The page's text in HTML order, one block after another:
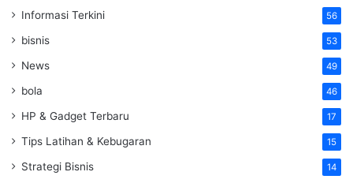
Informasi Terkini 56
bisnis 53
News 49
bola 46
HP & Gadget Terbaru 17
Tips Latihan & Kebugaran 15
Strategi Bisnis 14